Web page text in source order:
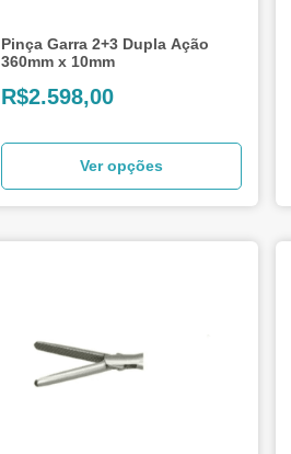
Pinça Garra 2+3 Dupla Ação
360mm x 10mm
R$2.598,00
Ver opções